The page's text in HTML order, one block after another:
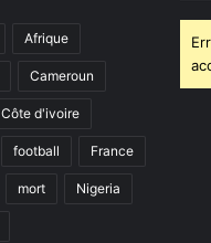
Afrique
Cameroun
Côte d'ivoire
football France
mort Nigeria